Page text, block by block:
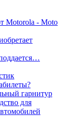
Motorola - Moto
гарнитур
для